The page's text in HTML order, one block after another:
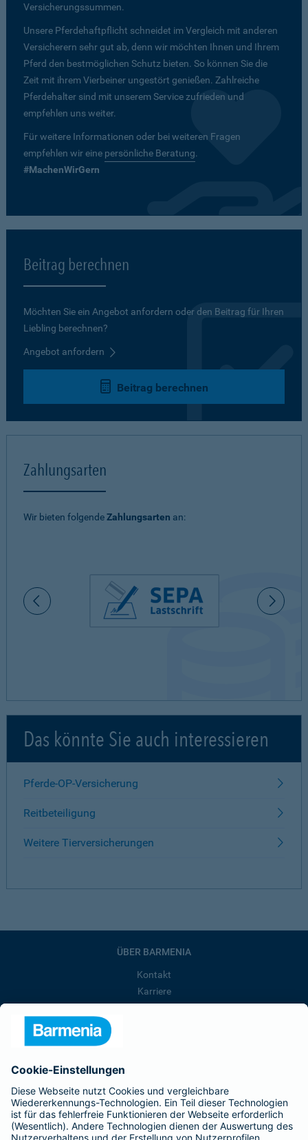
Versicherungssummen.
Unsere Pferdehaftpflicht schneidet im Vergleich mit anderen
Versicherern sehr gut ab, denn wir möchten Ihnen und Ihrem
Pferd den bestmöglichen Schutz bieten. So können Sie die
Zeit mit ihrem Vierbeiner ungestört genießen. Zahlreiche
Pferdehalter sind mit unserem Service zufrieden und
empfehlen uns weiter.
Für weitere Informationen oder bei weiteren Fragen
empfehlen wir eine persönliche Beratung.
#MachenWirGern
Beitrag berechnen
Möchten Sie ein Angebot anfordern oder den Beitrag für Ihren
Liebling berechnen?
Angebot anfordern
Beitrag berechnen
Zahlungsarten
Wir bieten folgendeZahlungsarten an:
Das könnte Sie auch interessieren
Pferde-OP-Versicherung
Reitbeteiligung
Weitere Tierversicherungen
ÜBER BARMENIA
Kontakt
Karriere
Barmenia ist Teil der BarmeniaGothaer
BELIEBTE SEITEN
Kranken-Zusatzversicherung